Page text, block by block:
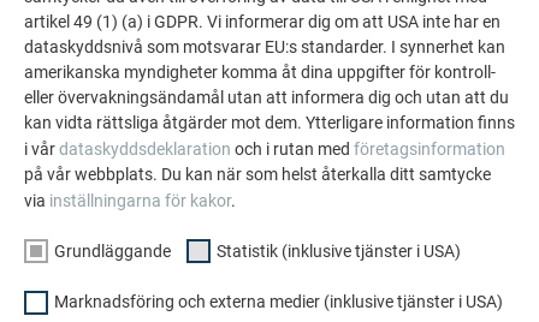
Företagslogotyper & onlinedokument
Här kan du ladda ner vår välkända företagslogotyp samt
Då kör vi!
artikel 49 (1) (a) i GDPR. Vi informerar dig om att USA inte har en
dataskyddsnivå som motsvarar EU:s standarder. I synnerhet kan
amerikanska myndigheter komma åt dina uppgifter för kontroll-
eller övervakningsändamål utan att informera dig och utan att du
kan vidta rättsliga åtgärder mot dem. Ytterligare information finns
i vårdataskyddsdeklaration och i rutan med företagsinformation
på vår webbplats. Du kan när som helst återkalla ditt samtycke
via inställningarna för kakor.
Grundläggande Statistik (inklusive tjänster i USA)
Marknadsföring och externa medier (inklusive tjänster i USA)